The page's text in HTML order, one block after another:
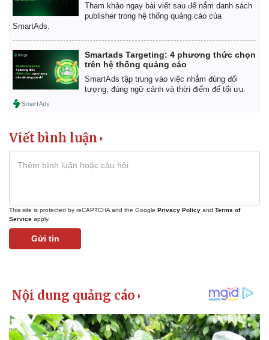
Tham khảo ngay bài viết sau để nắm danh sách
publisher trong hệ thống quảng cáo của
SmartAds.
Smartads Targeting: 4 phương thức chọn
trên hệ thống quảng cáo
SmartAds tập trung vào việc nhắm đúng đối
tượng, đúng ngữ cảnh và thời điểm để tối ưu.
Viết bình luận
This site is protected by reCAPTCHA and the Google Privacy Policy and Terms of
Service apply.
Gửi tin